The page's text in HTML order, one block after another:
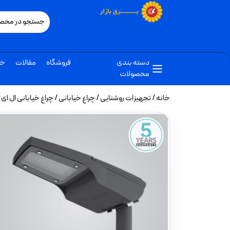
دسته بندی
محصولات
فروشگاه مقالات
خانه/تجهیزات روشنایی/چراغ خیابانی/ چراغ خیابانی ال ای دی 30 وات مدل سارینا